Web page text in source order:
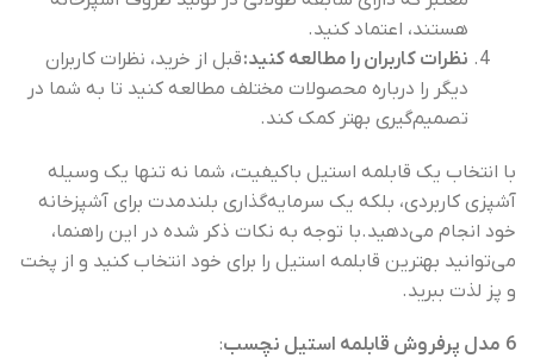
هستند، اعتماد کنید.
نظرات کاربران را مطالعه کنید:قبل از خرید، نظرات کاربران
دیگر را درباره محصولات مختلف مطالعه کنید تا به شما در
تصمیم‌گیری بهتر کمک کند.
با انتخاب یک قابلمه استیل باکیفیت، شما نه تنها یک وسیله
آشپزی کاربردی، بلکه یک سرمایه‌گذاری بلندمدت برای آشپزخانه
خود انجام می‌دهید.با توجه به نکات ذکر شده در این راهنما،
می‌توانید بهترین قابلمه استیل را برای خود انتخاب کنید و از پخت
و پز لذت ببرید.
6 مدل پرفروش قابلمه استیل نچسب: